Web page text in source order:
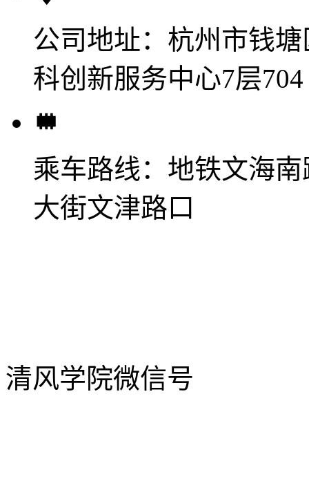
公司地址： 杭州市钱
科创新服务中心7层704
乘车路线： 地铁文海
大街文津路口
清风学院微信号